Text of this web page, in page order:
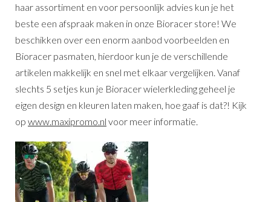
haar assortiment en voor persoonlijk advies kun je het
beste een afspraak maken in onze Bioracer store! We
beschikken over een enorm aanbod voorbeelden en
Bioracer pasmaten, hierdoor kun je de verschillende
artikelen makkelijk en snel met elkaar vergelijken. Vanaf
slechts 5 setjes kun je Bioracer wielerkleding geheel je
eigen design en kleuren laten maken, hoe gaaf is dat?! Kijk
op www.maxipromo.nl voor meer informatie.